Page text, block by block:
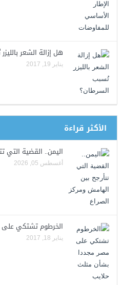
هل إزالة الشعر
يناير 19, 2017
الأكثر قراءة
اليمن.. القضية التي
أغسطس 05, 2026
الخرطوم تشتكي على
يناير 18, 2017